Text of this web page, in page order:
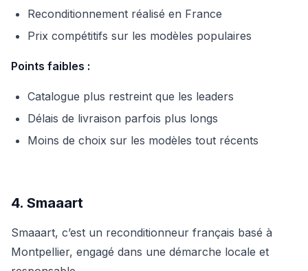
Reconditionnement réalisé en France
Prix compétitifs sur les modèles populaires
Points faibles :
Catalogue plus restreint que les leaders
Délais de livraison parfois plus longs
Moins de choix sur les modèles tout récents
4. Smaaart
Smaaart, c’est un reconditionneur français basé à
Montpellier, engagé dans une démarche locale et